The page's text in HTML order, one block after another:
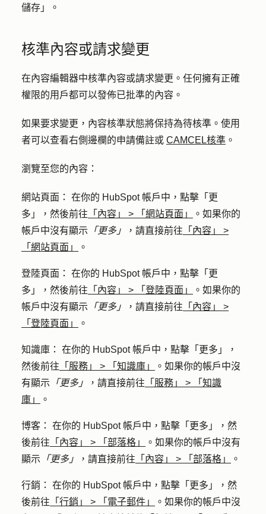
儲存 」。
核準內容或請求變更
在內容編輯器中核準內容或請求變更。任何擁有正確
權限的用戶都可以發佈已批準的內容。
如果要求變更，內容核準狀態將保持為待核準。使用
者可以查看右側邊欄的申請備註或 CAMCEL核準 。
瀏覽至您的內容：
網站頁面 ： 在你的 HubSpot 帳戶中，點擊 「更
多」
，然後前往 「內容」 > 「網站頁面」
。如果你的
帳戶中沒有顯示 「更多」 ，請直接前往 「內容」
>
「網站頁面」
。
登陸頁面 ： 在你的 HubSpot 帳戶中，點擊 「更
多」
，然後前往 「內容」 > 「登陸頁面」
。如果你的
帳戶中沒有顯示 「更多」 ，請直接前往 「內容」
>
「登陸頁面」
。
知識庫 ： 在你的 HubSpot 帳戶中，點擊 「更多」
，
然後前往 「服務」 > 「知識庫」
。如果你的帳戶中沒
有顯示 「更多」 ，請直接前往 「服務」 >
「知識
庫」
。
博客 ： 在你的 HubSpot 帳戶中，點擊 「更多」
，然
後前往 「內容」 > 「部落格」
。如果你的帳戶中沒有
顯示 「更多」 ，請直接前往 「內容」 > 「部落格」 。
行銷 ： 在你的 HubSpot 帳戶中，點擊 「更多」
，然
後前往 「行銷」 > 「電子郵件」
。如果你的帳戶中沒